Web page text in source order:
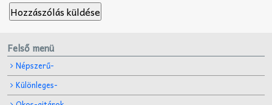
Felső menü
Népszerű-
Különleges-